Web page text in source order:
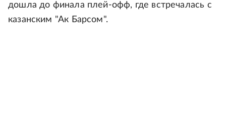
дошла до финала плей-офф, где встречалась с
казанским "Ак Барсом".